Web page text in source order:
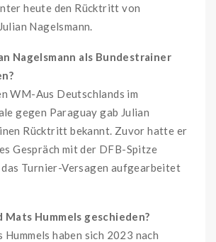
heute den Rücktritt von
Nagelsmann.
Nagelsmann als Bundestrainer
WM-Aus Deutschlands im
gegen Paraguay gab Julian
Rücktritt bekannt. Zuvor hatte er
Gespräch mit der DFB-Spitze
Turnier-Versagen aufgearbeitet
Mats Hummels geschieden?
haben sich 2023 nach